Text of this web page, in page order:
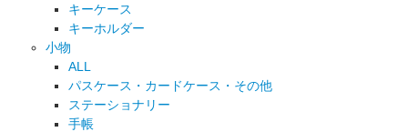
キーケース
キーホルダー
小物
ALL
パスケース・カードケース・その他
ステーショナリー
手帳